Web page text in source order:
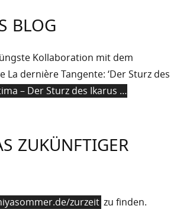
BLOG
Kollaboration mit dem
La dernière Tangente: ‘Der Sturz des
– Der Sturz des Ikarus …
ZUKÜNFTIGER
zurzeit zu finden.